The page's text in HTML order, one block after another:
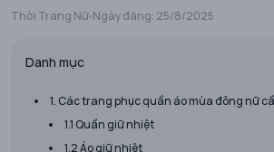
Thời Trang Nữ Ngày đăng: 25/8/2025
Danh mục
1. Các trang phục quần áo mùa đông nữ
1.1 Quần giữ nhiệt
1.2 Áo giữ nhiệt